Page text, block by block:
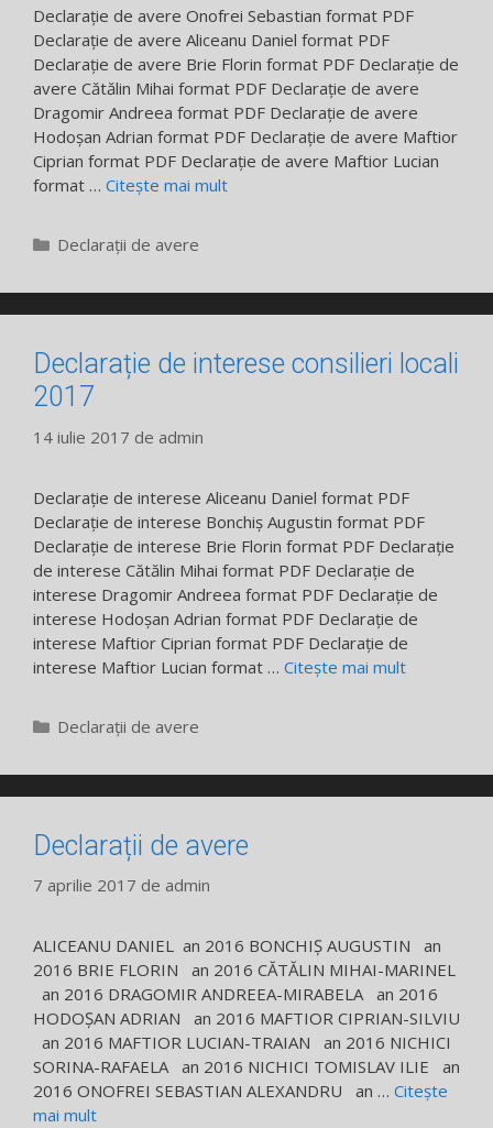
Declarație de avere Onofrei Sebastian format PDF
Declarație de avere Aliceanu Daniel format PDF
Declarație de avere Brie Florin format PDF Declarație de
avere Cătălin Mihai format PDF Declarație de avere
Dragomir Andreea format PDF Declarație de avere
Hodoșan Adrian format PDF Declarație de avere Maftior
Ciprian format PDF Declarație de avere Maftior Lucian
format … Citește mai mult
Categorii
Declarații de avere
Declarație de interese consilieri locali
2017
14 iulie 2017 de admin
Declarație de interese Aliceanu Daniel format PDF
Declarație de interese Bonchiș Augustin format PDF
Declarație de interese Brie Florin format PDF Declarație
de interese Cătălin Mihai format PDF Declarație de
interese Dragomir Andreea format PDF Declarație de
interese Hodoșan Adrian format PDF Declarație de
interese Maftior Ciprian format PDF Declarație de
interese Maftior Lucian format … Citește mai mult
Categorii
Declarații de avere
Declarații de avere
7 aprilie 2017 de admin
ALICEANU DANIEL an 2016 BONCHIȘ AUGUSTIN an
2016 BRIE FLORIN an 2016 CĂTĂLIN MIHAI-MARINEL
an 2016 DRAGOMIR ANDREEA-MIRABELA an 2016
HODOȘAN ADRIAN an 2016 MAFTIOR CIPRIAN-SILVIU
an 2016 MAFTIOR LUCIAN-TRAIAN an 2016 NICHICI
SORINA-RAFAELA an 2016 NICHICI TOMISLAV ILIE an
2016 ONOFREI SEBASTIAN ALEXANDRU an … Citește
mai mult